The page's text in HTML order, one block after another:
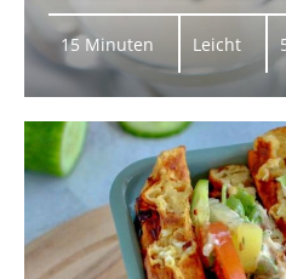
15 Minuten Leicht